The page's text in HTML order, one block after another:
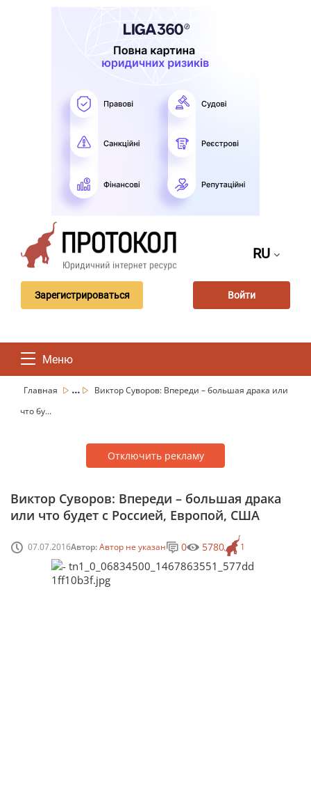
RU
Зарегистрироваться Войти
Меню
Главная ...
Виктор Суворов: Впереди – большая драка или
что бу...
Отключить рекламу
Виктор Суворов: Впереди – большая драка
или что будет с Россией, Европой, США
07.07.2016Автор:Автор не указан 1
0 5780